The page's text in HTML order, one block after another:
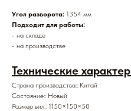
Угол разворота: 1354 мм
Подходит для работы:
- на складе
- на производстве
Технические
Страна производства:: Китай
Состояние:: Новый
Размер вил:: 1150×150×50